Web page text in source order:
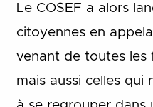
Le COSEF a alors
citoyennes en
venant de toutes les
mais aussi celles qui